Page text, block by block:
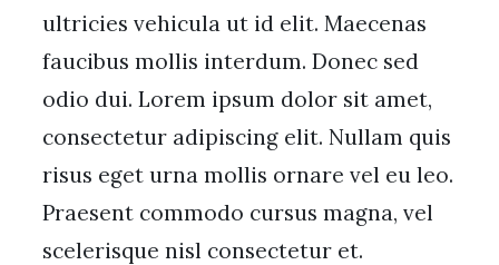
ultricies vehicula ut id elit. Maecenas
faucibus mollis interdum. Donec sed
odio dui. Lorem ipsum dolor sit amet,
consectetur adipiscing elit. Nullam quis
risus eget urna mollis ornare vel eu leo.
Praesent commodo cursus magna, vel
scelerisque nisl consectetur et.